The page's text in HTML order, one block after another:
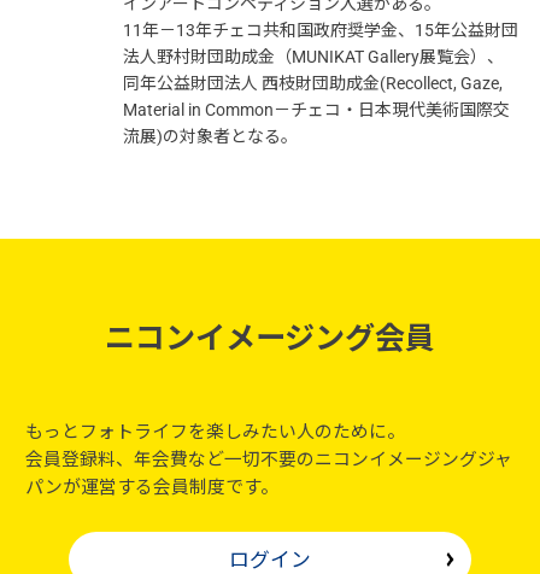
11年－13年チェコ共和国政府奨学金、15年公益財団
法人野村財団助成金（MUNIKAT Gallery展覧会）、
同年公益財団法人 西枝財団助成金(Recollect, Gaze,
Material in Common－チェコ・日本現代美術国際交
流展)の対象者となる。
ニコンイメージング会員
もっとフォトライフを楽しみたい人のために。
会員登録料、年会費など一切不要のニコンイメージングジャ
パンが運営する会員制度です。
ログイン